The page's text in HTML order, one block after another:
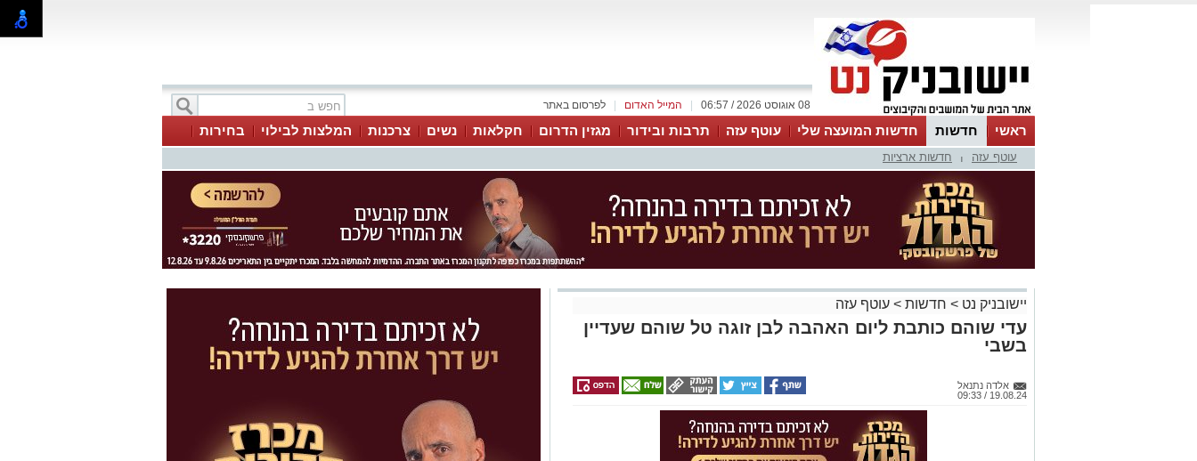
לפרסום באתר המייל האדום 08 אוגוסט 2026 / 06:57
ראשי חדשות חדשות המועצה שלי עוטף עזה תרבות ובידור מגזין הדרום חקלאות נשים צרכנות המלצות לבילוי
בחירות
אינדקס עסקים
לוח טיפים והמלצות עוטף עזה חדשות ארציות
יישובניק נט > חדשות > עוטף עזה
עדי שוהם כותבת ליום האהבה לבן זוגה טל שוהם שעדיין
בשבי
אלדה נתנאל
19.08.24 / 09:33